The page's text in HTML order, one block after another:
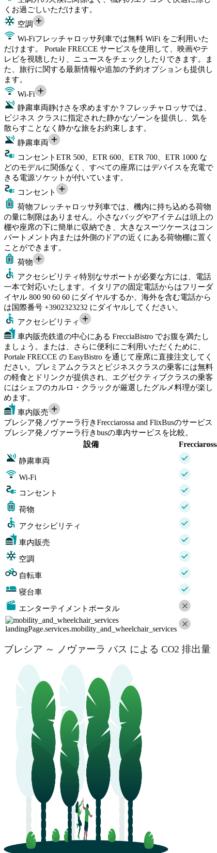
くお過ごしいただけます。
空調
Wi-Fiフレッチャロッサ列車では無料 WiFi をご利用いた
だけます。 Portale FRECCE サービスを使用して、映画やテ
レビを視聴したり、ニュースをチェックしたりできます。ま
た、旅行に関する最新情報や追加の予約オプションも提供し
ます。
Wi-Fi
静粛車両静けさを求めますか？フレッチャロッサでは、
ビジネス クラスに指定された静かなゾーンを提供し、気を
散らすことなく静かな旅をお約束します。
静粛車両
コンセント ETR 500、ETR 600、ETR 700、ETR 1000 な
どのモデルに関係なく、すべての座席にはデバイスを充電で
きる電源ソケットが付いています。
コンセント
荷物フレッチャロッサ列車では、機内に持ち込める荷物
の量に制限はありません。小さなバッグやアイテムは頭上の
棚や座席の下に簡単に収納でき、大きなスーツケースはコン
パートメント内または外側のドアの近くにある荷物棚に置く
ことができます。
荷物
アクセシビリティ特別なサポートが必要な方には、電話
一本で対応いたします。イタリアの固定電話からはフリーダ
イヤル 800 90 60 60 にダイヤルするか、海外を含む電話から
は国際番号 +3902323232 にダイヤルしてください。
アクセシビリティ
車内販売鉄道の中心にある FrecciaBistro でお腹を満たし
ましょう。または、さらに便利にご利用いただくために、
Portale FRECCE の EasyBistro を通じて座席に直接注文してく
ださい。プレミアムクラスとビジネスクラスの乗客には無料
の軽食とドリンクが提供され、エグゼクティブクラスの乗客
にはシェフのカルロ・クラックが厳選したグルメ料理が楽し
めます。
車内販売
ブレシア発ノヴァーラ行きFrecciarossa and FlixBusのサービス
ブレシア発ノヴァーラ行きbusの車内サービスを比較。
設備
静粛車両
Wi-Fi
コンセント
荷物
アクセシビリティ
車内販売
空調
自転車
寝台車
エンターテイメントポータル
landingPage.services.mobility_and_wheelchair_services
ブレシア ～ ノヴァーラ バス による CO2 排出量